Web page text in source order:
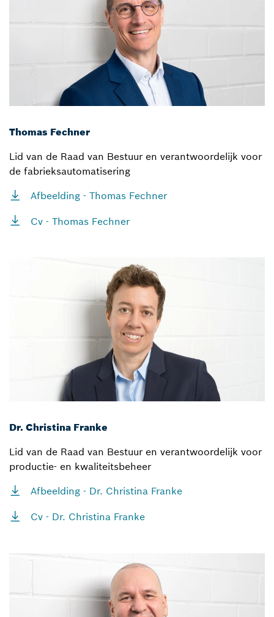
Thomas Fechner
Lid van de Raad van Bestuur en verantwoordelijk voor
de fabrieksautomatisering
Afbeelding - Thomas Fechner
Cv - Thomas Fechner
Dr. Christina Franke
Lid van de Raad van Bestuur en verantwoordelijk voor
productie- en kwaliteitsbeheer
Afbeelding - Dr. Christina Franke
Cv - Dr. Christina Franke